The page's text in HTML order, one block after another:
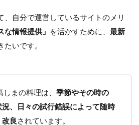
、自分で運営しているサイトのメリ
な情報提供」 を活かすために、 最新
たいです。
しまの料理は、 季節やその時の
況、日々の試行錯誤によって随時
良 されています。